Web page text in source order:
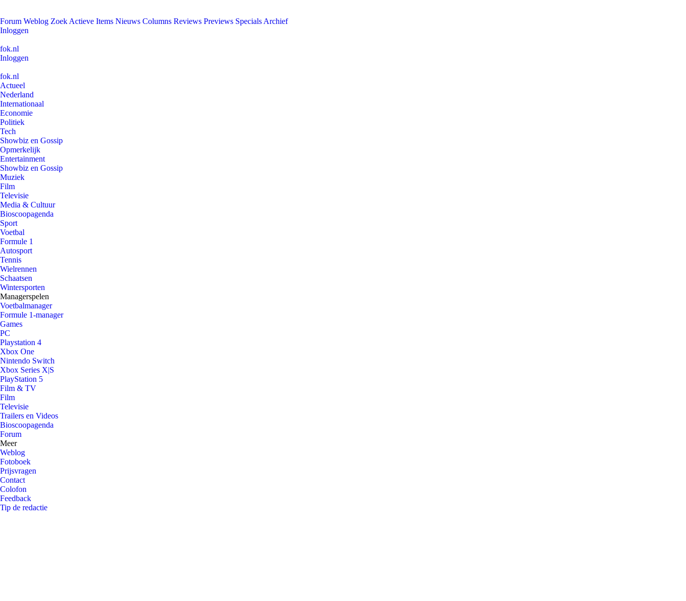
Forum Weblog Zoek Actieve Items Nieuws Columns Reviews Previews Specials Archief
Inloggen
fok.nl
Inloggen
fok.nl
Actueel
Nederland
Internationaal
Economie
Politiek
Tech
Showbiz en Gossip
Opmerkelijk
Entertainment
Showbiz en Gossip
Muziek
Film
Televisie
Media & Cultuur
Bioscoopagenda
Sport
Voetbal
Formule 1
Autosport
Tennis
Wielrennen
Schaatsen
Wintersporten
Managerspelen
Voetbalmanager
Formule 1-manager
Games
PC
Playstation 4
Xbox One
Nintendo Switch
Xbox Series X|S
PlayStation 5
Film & TV
Film
Televisie
Trailers en Videos
Bioscoopagenda
Forum
Meer
Weblog
Fotoboek
Prijsvragen
Contact
Colofon
Feedback
Tip de redactie